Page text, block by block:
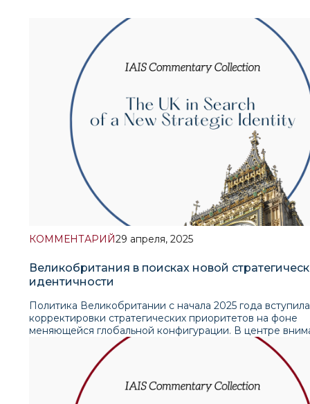
КОММЕНТАРИЙ29 апреля, 2025
Великобритания в поисках новой
идентичности
Политика Великобритании с начала 2025 года
корректировки стратегических приоритетов на фоне
меняющейся глобальной конфигурации. В центре
укрепление оборонного и торгово-экономического
сотрудничества с ЕС. Это не только обозначает
отношений после Brexit, но и представляет собой
дипломатический манёвр, направленный на то, чтобы
разрывать связи с Вашингтоном, при этом усиливая